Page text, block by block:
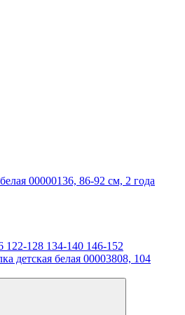
00000136, 86-92 см, 2 года
122-128 134-140 146-152